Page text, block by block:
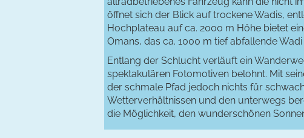
öffnet sich der Blick auf trockene Wadis,
Hochplateau auf ca. 2000 m Höhe bietet
Omans, das ca. 1000 m tief abfallende Wadi
Entlang der Schlucht verläuft ein
spektakulären Fotomotiven belohnt. Mit
der schmale Pfad jedoch nichts für
Wetterverhältnissen und den unterwegs
die Möglichkeit, den wunderschönen